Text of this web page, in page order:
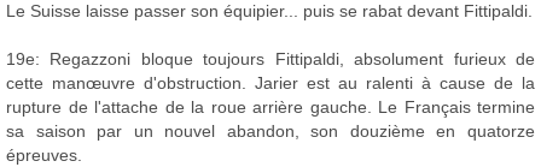
Le Suisse laisse passer son équipier... puis se rabat devant Fittipaldi.
19e: Regazzoni bloque toujours Fittipaldi, absolument furieux de
cette manœuvre d'obstruction. Jarier est au ralenti à cause de la
rupture de l'attache de la roue arrière gauche. Le Français termine
sa saison par un nouvel abandon, son douzième en quatorze
épreuves.